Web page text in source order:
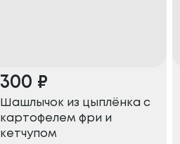
300 ₽
Шашлычок из цыплёнка с
картофелем фри и
кетчупом